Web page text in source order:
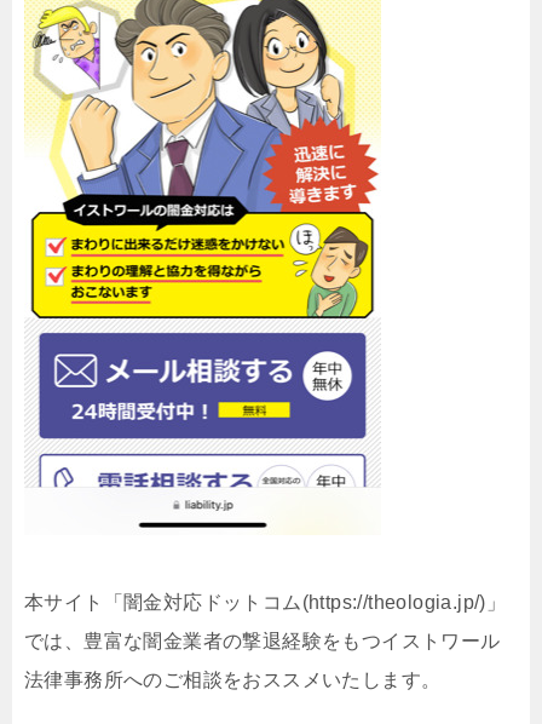
本サイト「闇金対応ドットコム(https://theologia.jp/)」
では、豊富な闇金業者の撃退経験をもつイストワール
法律事務所へのご相談をおススメいたします。